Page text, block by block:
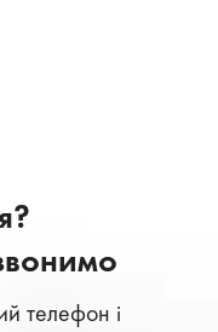
телефон і